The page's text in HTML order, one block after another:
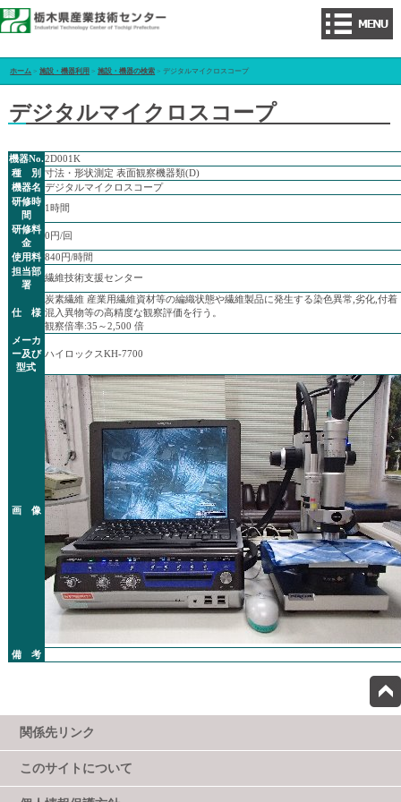
ホーム >施設・機器利用 >施設・機器の検索 > デジタルマイクロスコープ
デジタルマイクロスコープ
機器No.2D001K
種 別 寸法・形状測定 表面観察機器類(D)
機器名 デジタルマイクロスコープ
研修時
間
1時間
研修料
金
0円/回
使用料 840円/時間
担当部
署
繊維技術支援センター
仕 様
炭素繊維 産業用繊維資材等の編織状態や繊維製品に発生する染色異常,劣化,付着
混入異物等の高精度な観察評価を行う。
観察倍率:35～2,500 倍
メーカ
ー及び
型式
ハイロックスKH-7700
画 像
備 考
関係先リンク
このサイトについて